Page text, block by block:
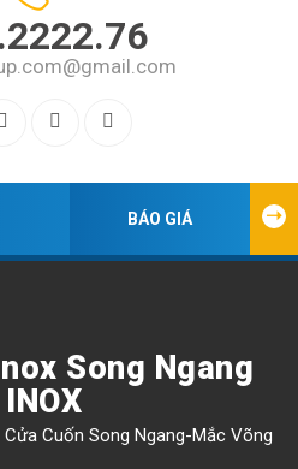
BÁO GIÁ
Song Ngang
INOX
Cửa Cuốn Song Ngang-Mắc Võng